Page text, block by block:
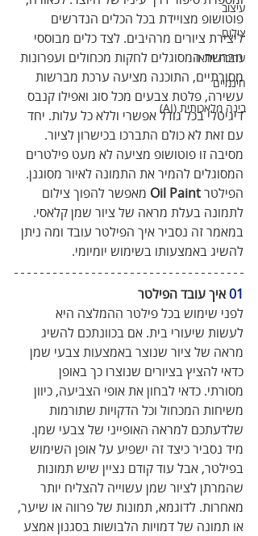
עיצוב
צילום
עריכת וידאו
חינמיים
בינה מלאכותית (AI)
פוטושופ מצויידת בכל הכלים הנדרשים
ליצירת ציורים מרהיבים. לצד כלים מבוססי
מברשת המסוגלים לחקות מכחולים ועפרונות
מסורתיים, התוכנה מציעה ערכת מברשות
עשירה, פלטת צבעים מכל סוג ואפילו קנבס
דיגיטלי בכל גודל אפשרי וללא כל עלות. יחד
עם זאת לא כולם התברכו בכישרון לציור.
מסיבה זו פוטושופ מציעה לא מעט פילטרים
המסוגלים להמיר את התמונה לאיור מסוגנן.
הפילטר Oil Paint מאפשר להפוך צילום
לתמונה בעלת מראה של ציור שמן קלאסי.
במאמר זה נסביר איך הפילטר עובד ומה ניתן
להשיג באמצעותו בשימוש יומיומי.
01 איך עובד הפילטר
לפני שימוש בכל פילטר ההמלצה היא
לעשות שיעורי בית. אם בכוונתכם להשיג
מראה של ציור שנוצר באמצעות צבעי שמן
כדאי להציץ בציורים שנוצרו כך באופן
מסורתי. כדאי לבחון את אופי הצביעה, כיוון
משיחות המכחול וכל הדקויות שתורמות
שלדעתכם למראה האופייני של צבעי שמן.
מיד נסביר כיצד זה ישפיע על אופן השימוש
בפילטר, אבל עוד קודם נציין שיש תמונות
שהמרתן לציור שמן עשוייה להצליח יותר
מאחרות. לדוגמא, תמונות של פרווה או שיער,
או תמונה של דמויות הלבושות בסגנון אמצע